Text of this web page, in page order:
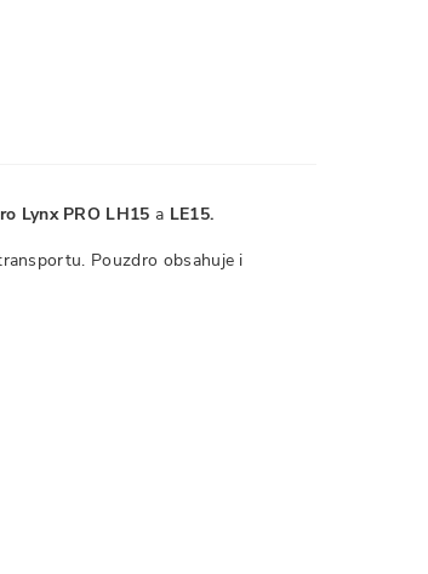
Lynx PRO LH15 a LE15.
Pouzdro obsahuje i